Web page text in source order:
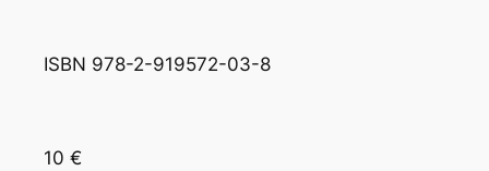
ISBN 978-2-919572-03-8
10 €